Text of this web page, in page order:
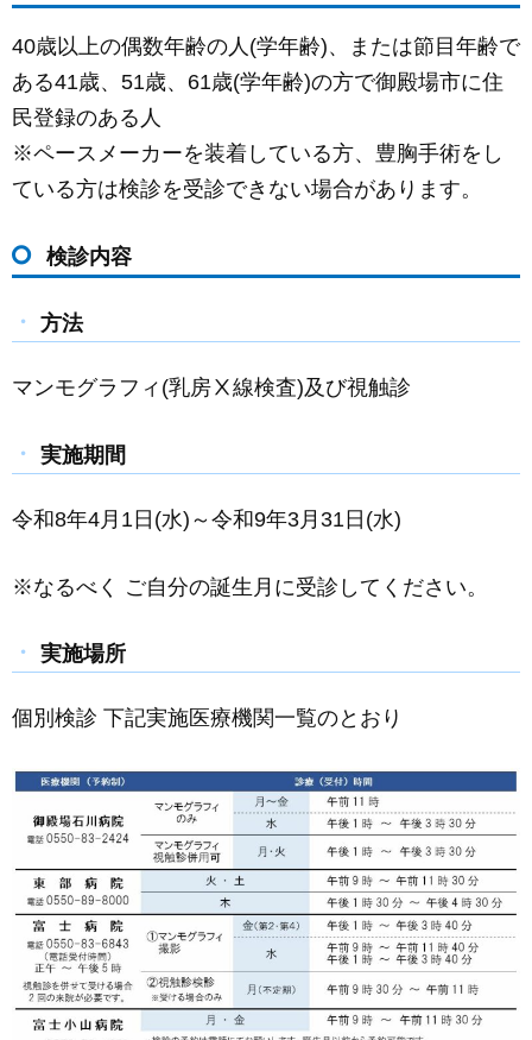
40歳以上の偶数年齢の人(学年齢)、または節目年齢で
ある41歳、51歳、61歳(学年齢)の方で御殿場市に住
民登録のある人
※ペースメーカーを装着している方、豊胸手術をし
ている方は検診を受診できない場合があります。
検診内容
方法
マンモグラフィ(乳房Ⅹ線検査)及び視触診
実施期間
令和8年4月1日(水)～令和9年3月31日(水)
※なるべく ご自分の誕生月に受診してください。
実施場所
個別検診 下記実施医療機関一覧のとおり